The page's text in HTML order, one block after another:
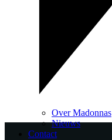
Over Madonnas
Nieuws
Contact